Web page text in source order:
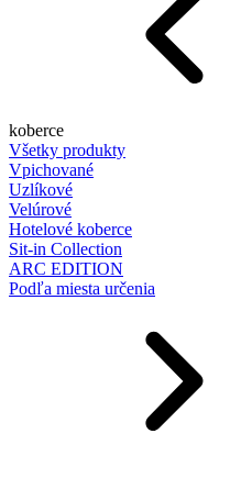
koberce
Všetky produkty
Vpichované
Uzlíkové
Velúrové
Hotelové koberce
Sit-in Collection
ARC EDITION
Podľa miesta určenia